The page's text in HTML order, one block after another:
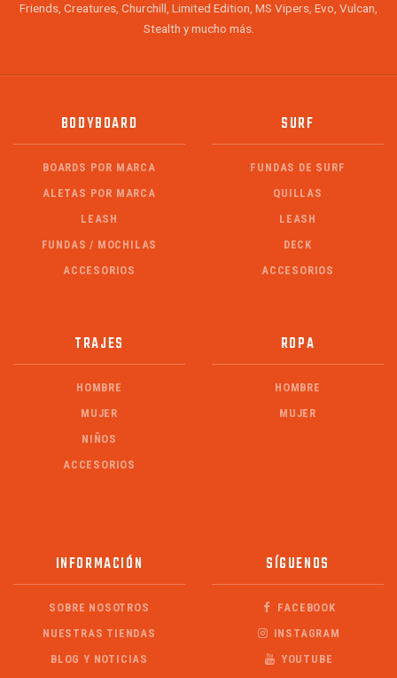
Friends, Creatures, Churchill, Limited Edition, MS Vipers, Evo, Vulcan,
Stealth y mucho más.
BODYBOARD
BOARDS POR MARCA
ALETAS POR MARCA
LEASH
FUNDAS / MOCHILAS
ACCESORIOS
SURF
FUNDAS DE SURF
QUILLAS
LEASH
DECK
ACCESORIOS
TRAJES
HOMBRE
MUJER
NIÑOS
ACCESORIOS
ROPA
HOMBRE
MUJER
INFORMACIÓN
SOBRE NOSOTROS
NUESTRAS TIENDAS
BLOG Y NOTICIAS
SÍGUENOS
FACEBOOK
INSTAGRAM
YOUTUBE